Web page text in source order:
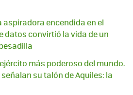
aspiradora encendida en el
datos convirtió la vida de un
más poderoso del mundo.
su talón de Aquiles: la